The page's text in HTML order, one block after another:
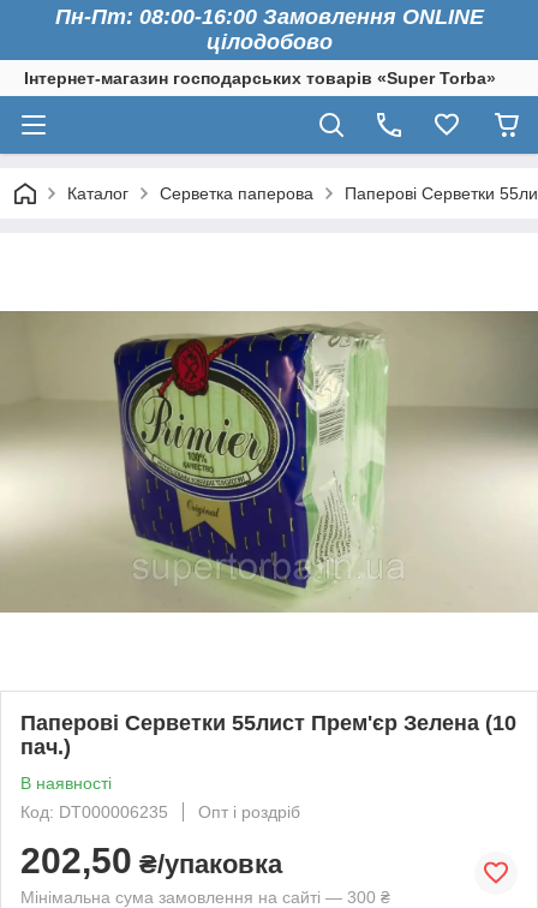
Пн-Пт: 08:00-16:00 Замовлення ONLINE
цілодобово
Інтернет-магазин господарських товарів «Super Torba»
Каталог Серветка паперова Паперові Серветки
Паперові Серветки 55лист Прем'єр Зелена (10
пач.)
В наявності
Код: DT000006235
Опт і роздріб
202,50 ₴/упаковка
Мінімальна сума замовлення на сайті — 300 ₴